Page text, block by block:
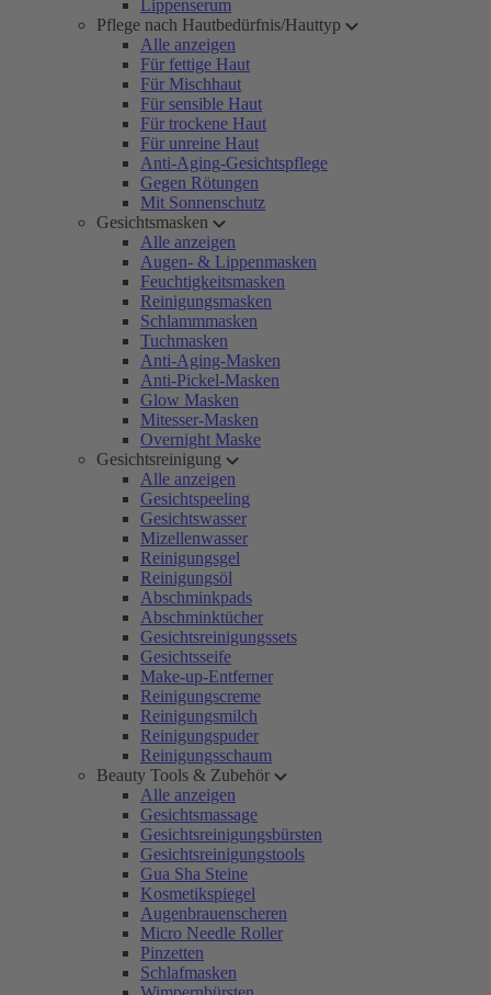
Lippenserum
Pflege nach Hautbedürfnis/Hauttyp
Alle anzeigen
Für fettige Haut
Für Mischhaut
Für sensible Haut
Für trockene Haut
Für unreine Haut
Anti-Aging-Gesichtspflege
Gegen Rötungen
Mit Sonnenschutz
Gesichtsmasken
Alle anzeigen
Augen- & Lippenmasken
Feuchtigkeitsmasken
Reinigungsmasken
Schlammmasken
Tuchmasken
Anti-Aging-Masken
Anti-Pickel-Masken
Glow Masken
Mitesser-Masken
Overnight Maske
Gesichtsreinigung
Alle anzeigen
Gesichtspeeling
Gesichtswasser
Mizellenwasser
Reinigungsgel
Reinigungsöl
Abschminkpads
Abschminktücher
Gesichtsreinigungssets
Gesichtsseife
Make-up-Entferner
Reinigungscreme
Reinigungsmilch
Reinigungspuder
Reinigungsschaum
Beauty Tools & Zubehör
Alle anzeigen
Gesichtsmassage
Gesichtsreinigungsbürsten
Gesichtsreinigungstools
Gua Sha Steine
Kosmetikspiegel
Augenbrauenscheren
Micro Needle Roller
Pinzetten
Schlafmasken